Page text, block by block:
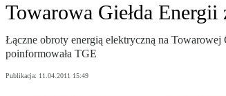
Towarowa Giełda
Łączne obroty energią elektryczną na
poinformowała TGE
Publikacja: 11.04.2011 15:49